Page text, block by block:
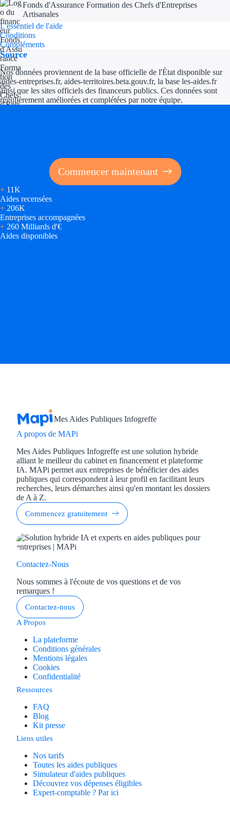
Fonds d'Assurance Formation des Chefs d'Entreprises
Artisanales
L'essentiel de l'aide
Conditions
Compléments
Source
Nos données proviennent de la base officielle de l'État disponible sur
aides-entreprises.fr, aides-territoires.beta.gouv.fr, la base les-aides.fr
ainsi que les sites officiels des financeurs publics. Ces données sont
régulièrement améliorées et complétées par notre équipe.
Commencer maintenant
+ 11K
Aides recensées
+ 206K
Entreprises accompagnées
+ 260 Milliards d'€
Aides disponibles
Mes Aides Publiques Infogreffe
A propos de MAPi
Mes Aides Publiques Infogreffe est une solution hybride
alliant le meilleur du cabinet en financement et plateforme
IA. MAPi permet aux entreprises de bénéficier des aides
publiques qui correspondent à leur profil en facilitant leurs
recherches, leurs démarches ainsi qu'en montant les dossiers
de A à Z.
Commencez gratuitement
Contactez-Nous
Nous sommes à l'écoute de vos questions et de vos
remarques !
Contactez-nous
A Propos
La plateforme
Conditions générales
Mentions légales
Cookies
Confidentialité
Ressources
FAQ
Blog
Kit presse
Liens utiles
Nos tarifs
Toutes les aides publiques
Simulateur d'aides publiques
Découvrez vos dépenses éligibles
Expert-comptable ? Par ici